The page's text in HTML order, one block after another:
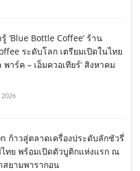
‘Blue Bottle Coffee’ ร้าน
ระดับโลก เตรียมเปิดในไทย
พาร์ค – เอ็มควอเทียร์’ สิงหาคม
ก้าวสู่ตลาดเครื่องประดับลักชัวรี่
ทย พร้อมเปิดตัวบูติกแห่งแรก ณ
สยามพารากอน